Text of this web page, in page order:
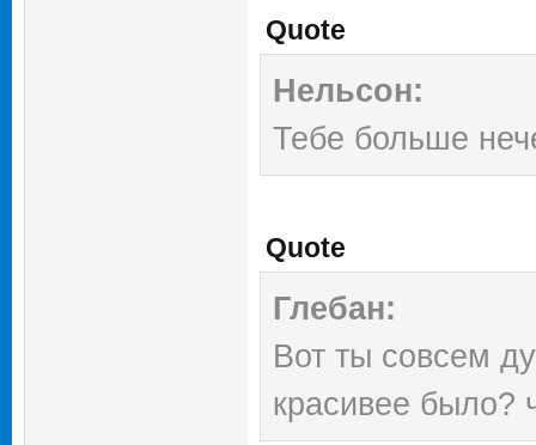
Quote
Нельсон:
Тебе больше
Quote
Глебан:
Вот ты совсем
красивее было?